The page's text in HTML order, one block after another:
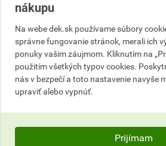
Pozrite si našu
VIAC
nákupu
Na webe dek.sk používame súbory
správne fungovanie stránok, merali ich
ponuky vašim záujmom. Kliknutím na
použitím všetkých typov cookies.
nás v bezpečí a toto nastavenie navyše
upraviť alebo vypnúť.
Prijímam